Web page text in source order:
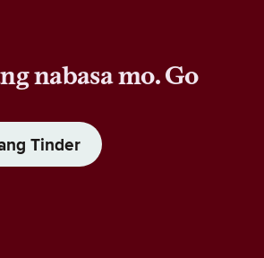
nabasa mo. Go
Tinder